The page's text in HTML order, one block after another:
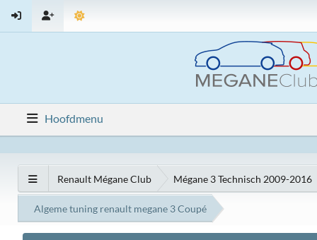
Hoofdmenu
Renault Mégane Club Mégane 3 Technisch 2009-2016
Algeme tuning renault megane 3 Coupé